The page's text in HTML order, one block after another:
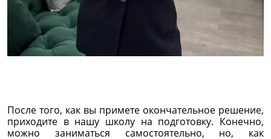
После того, как вы примете окончательное решение,
приходите в нашу школу на подготовку. Конечно,
можно заниматься самостоятельно, но, как